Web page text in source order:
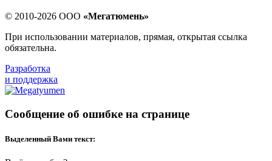
© 2010-2026 ООО «Мегатюмень»
При использовании материалов, прямая, открытая ссылка
обязательна.
Разработка
и поддержка
Сообщение об ошибке на странице
Выделенный Вами текст: